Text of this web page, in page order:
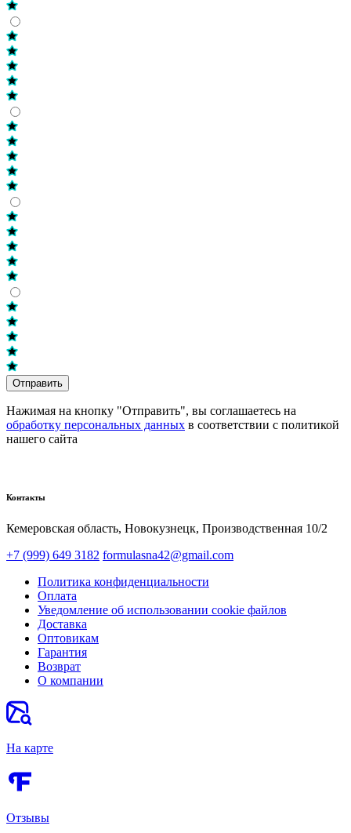
Отправить
Нажимая на кнопку "Отправить", вы соглашаетесь на
обработку персональных данных в соответствии с политикой
нашего сайта
Контакты
Кемеровская область, Новокузнецк,​ Производственная 10/2
+7 (999) 649 3182 formulasna42@gmail.com
Политика конфиденциальности
Оплата
Уведомление об использовании cookie файлов
Доставка
Оптовикам
Гарантия
Возврат
О компании
На карте
Отзывы